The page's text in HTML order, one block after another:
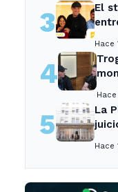
3
El
Hace
4
5
La
Hace